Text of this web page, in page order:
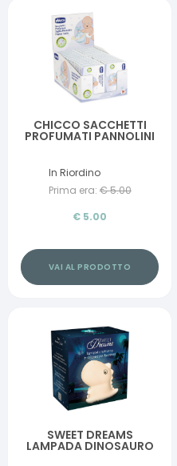
CHICCO SACCHETTI
PROFUMATI PANNOLINI
In Riordino
Prima era: €5.00
€ 5.00
VAI AL PRODOTTO
SWEET DREAMS
LAMPADA DINOSAURO